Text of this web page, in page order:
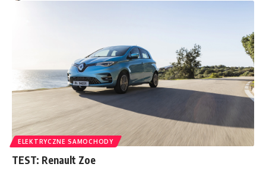
ELEKTRYCZNE SAMOCHODY
TEST: Renault Zoe